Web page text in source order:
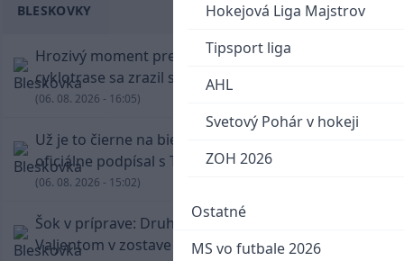
Hokejová Liga Majstrov
Tipsport liga
AHL
Svetový Pohár v hokeji
ZOH 2026
Ostatné
MS vo futbale 2026
BLESKOVKY
Hrozivý moment pre Zdena Cháru! Na
cyklotrase sa zrazil s bežcom
(06. 08. 2026 - 16:05)
Už je to čierne na bielom: Mohamed Salah
oficiálne podpísal s Trabzonsporom
(06. 08. 2026 - 15:02)
Šok v príprave: Druholigová Mallorca s
Valjentom v zostave zdolala PSG